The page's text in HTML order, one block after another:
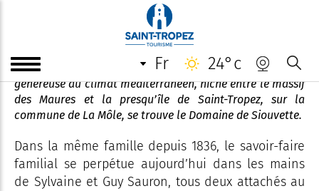
fr 24°c
Domaine de Siouvette
Professionnels et passionnés du vin au sein d’une nature
généreuse au climat méditerranéen, niché entre le massif
des Maures et la presqu’île de Saint-Tropez, sur la
commune de La Môle, se trouve le Domaine de Siouvette.
Dans la même famille depuis 1836, le savoir-faire
familial se perpétue aujourd’hui dans les mains
de Sylvaine et Guy Sauron, tous deux attachés au